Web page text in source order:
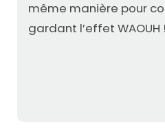
même manière pour
gardant l’effet WAOUH !